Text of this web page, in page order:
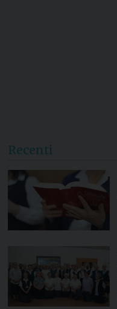
Recenti